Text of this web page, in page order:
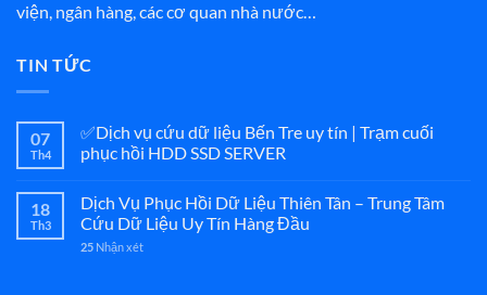
viện, ngân hàng, các cơ quan nhà nước…
TIN TỨC
07
Th4
✅Dịch vụ cứu dữ liệu Bến Tre uy tín | Trạm cuối
phục hồi HDD SSD SERVER
18
Th3
Dịch Vụ Phục Hồi Dữ Liệu Thiên Tân – Trung Tâm
Cứu Dữ Liệu Uy Tín Hàng Đầu
25 Nhận xét